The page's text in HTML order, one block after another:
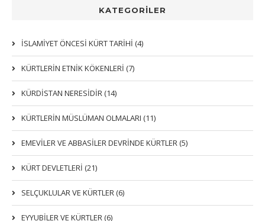
KATEGORİLER
İSLAMİYET ÖNCESİ KÜRT TARİHİ (4)
KÜRTLERIN ETNIK KÖKENLERI (7)
KÜRDİSTAN NERESİDİR (14)
KÜRTLERİN MÜSLÜMAN OLMALARI (11)
EMEVİLER VE ABBASİLER DEVRİNDE KÜRTLER (5)
KÜRT DEVLETLERİ (21)
SELÇUKLULAR VE KÜRTLER (6)
EYYUBİLER VE KÜRTLER (6)